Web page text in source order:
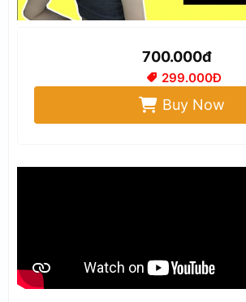
700.000đ
299.000Đ
Buy Now